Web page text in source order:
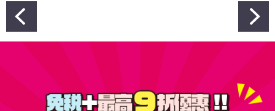
文
章